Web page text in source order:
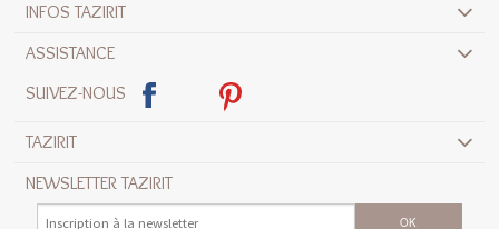
INFOS TAZIRIT
ASSISTANCE
SUIVEZ-NOUS
TAZIRIT
NEWSLETTER TAZIRIT